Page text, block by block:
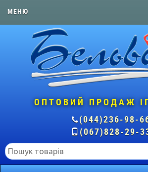
МЕНЮ
ОПТОВИЙ ПРОДАЖ
(044)236-98-
(067)828-29-